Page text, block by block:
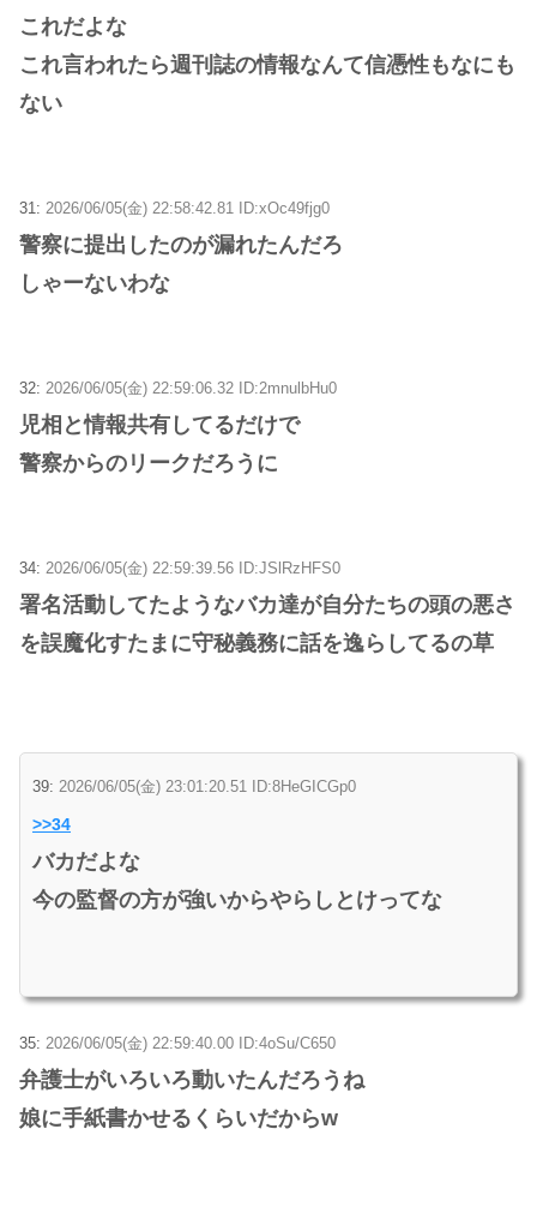
これだよな
これ言われたら週刊誌の情報なんて信憑性もなにも
ない
31: 2026/06/05(金) 22:58:42.81 ID:xOc49fjg0
警察に提出したのが漏れたんだろ
しゃーないわな
32: 2026/06/05(金) 22:59:06.32 ID:2mnulbHu0
児相と情報共有してるだけで
警察からのリークだろうに
34: 2026/06/05(金) 22:59:39.56 ID:JSlRzHFS0
署名活動してたようなバカ達が自分たちの頭の悪さ
を誤魔化すたまに守秘義務に話を逸らしてるの草
39: 2026/06/05(金) 23:01:20.51 ID:8HeGICGp0
>>34
バカだよな
今の監督の方が強いからやらしとけってな
35: 2026/06/05(金) 22:59:40.00 ID:4oSu/C650
弁護士がいろいろ動いたんだろうね
娘に手紙書かせるくらいだからw